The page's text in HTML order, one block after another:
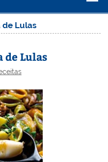
de Lulas
de Lulas